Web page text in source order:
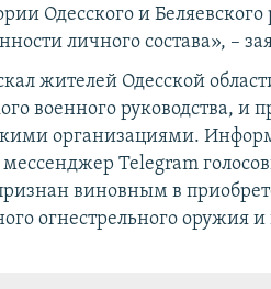
Одесского и
личного состава», –
жителей Одесской
военного руководства, и
организациями.
мессенджер Telegram
виновным в
огнестрельного оружия и